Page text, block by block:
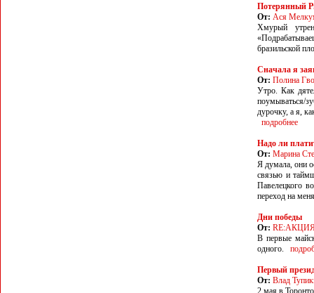
Потерянный
От: Ася
Хмурый
бразильской
Сначала я
От: Полина
Утро. Как
поумываться/
дурочку, а я,
подробнее
Надо ли
От: Марина
Я думала, они
связью и
Павелецкого
переход на
Дни победы
От:
В первые
одного.
Первый
От: Влад
2 мая в